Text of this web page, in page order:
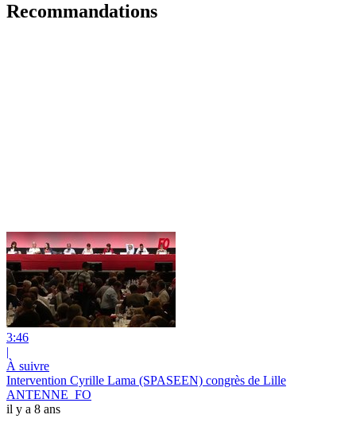
Recommandations
3:46
|
À suivre
Intervention Cyrille Lama (SPASEEN) congrès de Lille
ANTENNE_FO
il y a 8 ans